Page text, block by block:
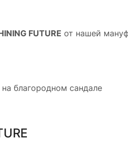
FUTURE от нашей
благородном сандале